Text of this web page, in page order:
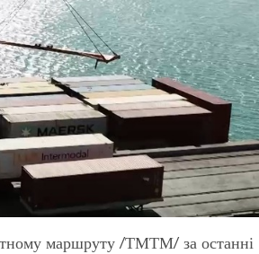
маршруту /ТМТМ/ за останні